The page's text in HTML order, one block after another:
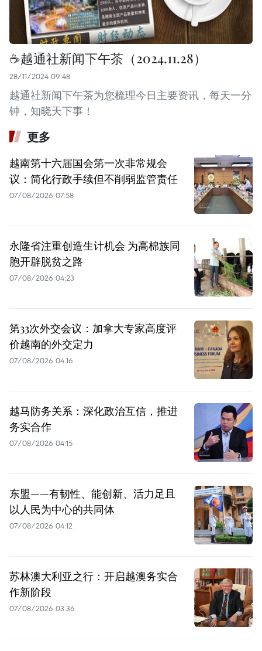
☕️越通社新闻下午茶（2024.11.28）
28/11/2024 09:48
越通社新闻下午茶为您梳理今日主要资讯，每天一分
钟，知晓天下事！
更多
越南第十六届国会第一次非常规会
议：简化行政手续但不削弱监管责任
07/08/2026 07:58
永隆省注重创造生计机会 为高棉族同
胞开辟脱贫之路
07/08/2026 04:23
第33次外交会议：加拿大专家高度评
价越南的外交定力
07/08/2026 04:16
越马防务关系：深化政治互信，推进
务实合作
07/08/2026 04:15
东盟——有韧性、能创新、活力足且
以人民为中心的共同体
07/08/2026 04:12
苏林澳大利亚之行：开启越澳务实合
作新阶段
07/08/2026 03:36